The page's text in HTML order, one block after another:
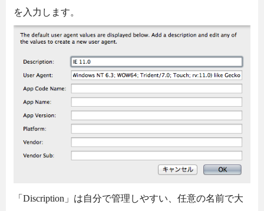
を入力します。
「Discription」は自分で管理しやすい、任意の名前で大